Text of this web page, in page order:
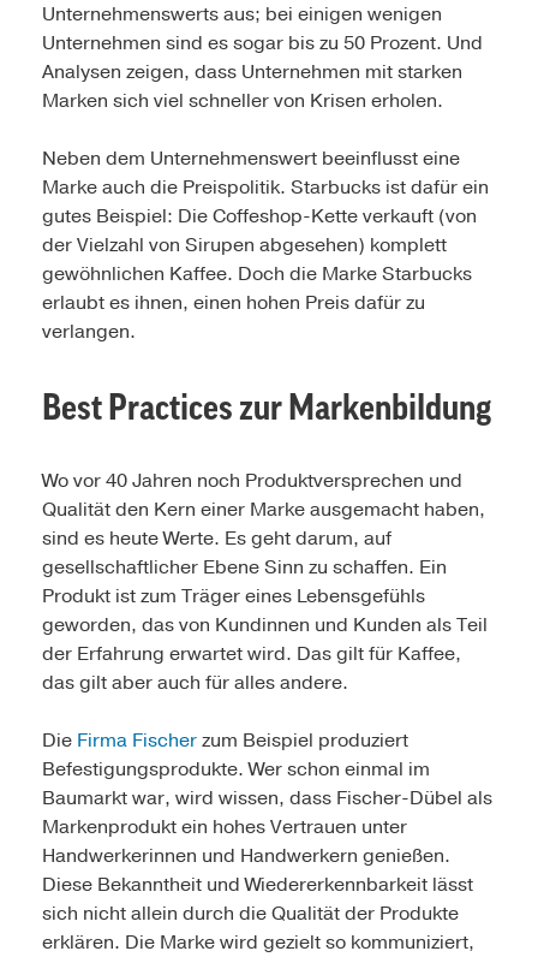
Unternehmenswerts aus; bei einigen wenigen
Unternehmen sind es sogar bis zu 50 Prozent. Und
Analysen zeigen, dass Unternehmen mit starken
Marken sich viel schneller von Krisen erholen.
Neben dem Unternehmenswert beeinflusst eine
Marke auch die Preispolitik. Starbucks ist dafür ein
gutes Beispiel: Die Coffeshop-Kette verkauft (von
der Vielzahl von Sirupen abgesehen) komplett
gewöhnlichen Kaffee. Doch die Marke Starbucks
erlaubt es ihnen, einen hohen Preis dafür zu
verlangen.
Best Practices zur Markenbildung
Wo vor 40 Jahren noch Produktversprechen und
Qualität den Kern einer Marke ausgemacht haben,
sind es heute Werte. Es geht darum, auf
gesellschaftlicher Ebene Sinn zu schaffen. Ein
Produkt ist zum Träger eines Lebensgefühls
geworden, das von Kundinnen und Kunden als Teil
der Erfahrung erwartet wird. Das gilt für Kaffee,
das gilt aber auch für alles andere.
Die Firma Fischerzum Beispiel produziert
Befestigungsprodukte. Wer schon einmal im
Baumarkt war, wird wissen, dass Fischer-Dübel als
Markenprodukt ein hohes Vertrauen unter
Handwerkerinnen und Handwerkern genießen.
Diese Bekanntheit und Wiedererkennbarkeit lässt
sich nicht allein durch die Qualität der Produkte
erklären. Die Marke wird gezielt so kommuniziert,